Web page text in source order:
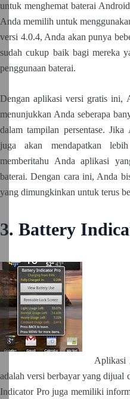
untuk menghemat baterai
Anda memilih untuk
versi 4.0.4, Anda akan punya
sudah cukup baik bagi mereka
penggunaan baterai.
Dengan aplikasi versi gratis ini,
menunjukkan Anda seberapa
dalam tampilan persentase.
juga akan mendapatkan
memberitahu Anda aplikasi
baterai. Dengan cara ini, Anda
yang dimungkinkan untuk terus
3. Battery
Aplikasi
adalah versi berbayar yang dijual
Indicator Pro juga memiliki